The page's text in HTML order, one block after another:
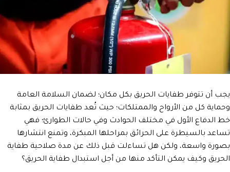
يجب أن تتوفر طفايات الحريق بكل مكان؛ لضمان السلامة العامة
وحماية كل من الأرواح والممتلكات؛ حيث تُعد طفايات الحريق بمثابة
خط الدفاع الأول في مختلف الحوادث وفي حالات الطوارئ؛ فهي
تساعد بالسيطرة على الحرائق بمراحلها المبكرة، وتمنع انتشارها
بصورة واسعة، ولكن هل تساءلت قبل ذلك عن مدة صلاحية طفاية
الحريق وكيف يمكن التأكد منها من أجل استبدال طفاية الحريق؟